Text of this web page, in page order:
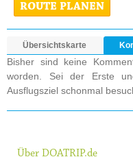
ROUTE PLANEN
Übersichtskarte
Bisher sind keine
worden. Sei der Erste
Ausflugsziel schonmal
Über DOATRIP.de